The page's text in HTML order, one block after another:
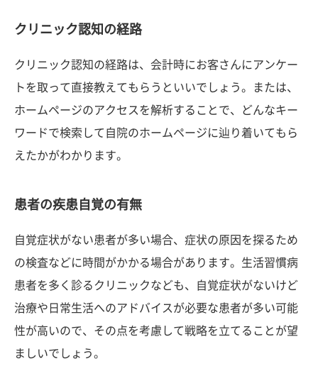
クリニック認知の経路
クリニック認知の経路は、会計時にお客さんにアンケー
トを取って直接教えてもらうといいでしょう。または、
ホームページのアクセスを解析することで、どんなキー
ワードで検索して自院のホームページに辿り着いてもら
えたかがわかります。
患者の疾患自覚の有無
自覚症状がない患者が多い場合、症状の原因を探るため
の検査などに時間がかかる場合があります。生活習慣病
患者を多く診るクリニックなども、自覚症状がないけど
治療や日常生活へのアドバイスが必要な患者が多い可能
性が高いので、その点を考慮して戦略を立てることが望
ましいでしょう。